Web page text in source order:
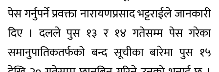
पेस गर्नुपर्ने प्रवक्ता नारायणप्रसाद भट्टराईले जानकारी
दिए । दलले पुस १३ र १४ गतेसम्म पेस गरेका
समानुपातिकतर्फको बन्द सूचीका बारेमा पुस १५